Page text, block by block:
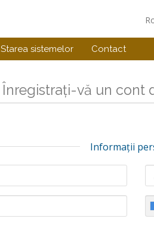
Starea sistemelor Contact
Înregistrați-vă un cont
Informații